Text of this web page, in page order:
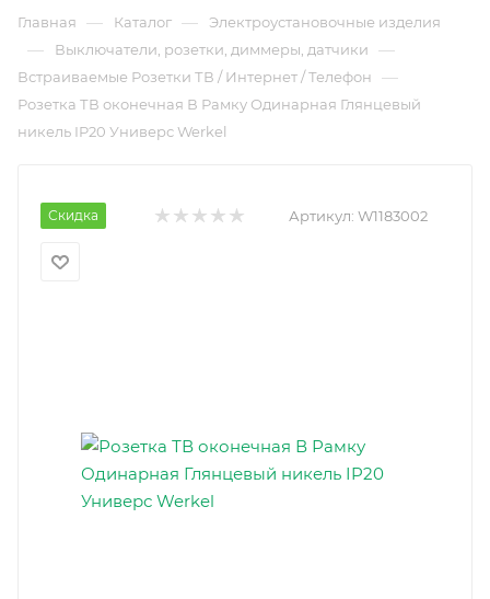
Главная — Каталог — Электроустановочные изделия
— Выключатели, розетки, диммеры, датчики —
Встраиваемые Розетки ТВ / Интернет / Телефон —
Розетка ТВ оконечная В Рамку Одинарная Глянцевый
никель IP20 Универс Werkel
Скидка Артикул: W1183002